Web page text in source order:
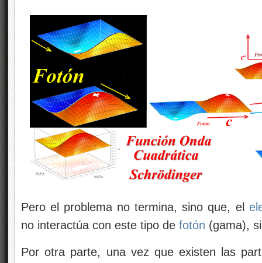
Pero el problema no termina, sino que, el
no interactúa con este tipo de fotón (gama),
Por otra parte, una vez que existen las